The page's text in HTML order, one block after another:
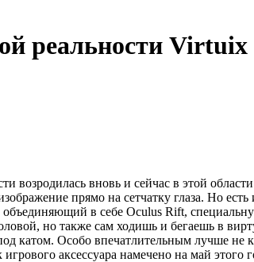
реальности
возродилась вновь и сейчас в этой
прямо на сетчатку глаза. Но
в себе Oculus Rift,
но также сам ходишь и бегаешь в
катом. Особо впечатлительным лучше
аксессуара намечено на май этого